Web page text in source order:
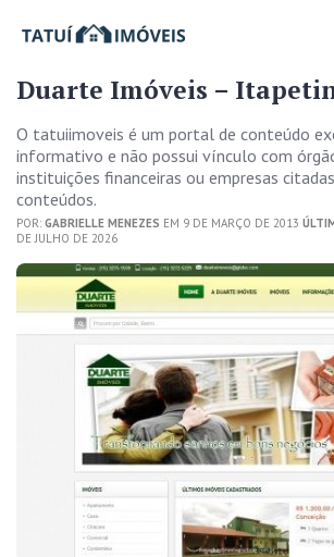
Duarte Imóveis –
O tatuiimoveis é um portal de conteúdo
informativo e não possui vínculo com
instituições financeiras ou empresas
conteúdos.
POR: GABRIELLE MENEZES EM 9 DE MARÇO DE 2013
DE JULHO DE 2026